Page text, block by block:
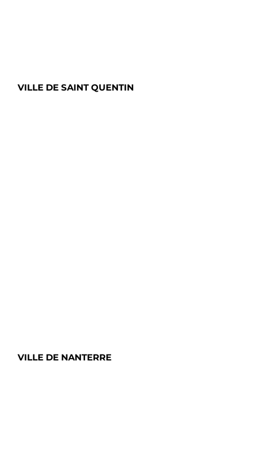
VILLE DE SAINT QUENTIN
VILLE DE NANTERRE